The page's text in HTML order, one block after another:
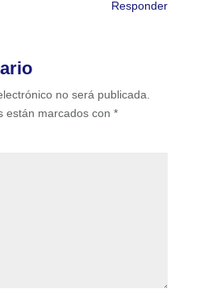
Responder
no será publicada.
están marcados con *